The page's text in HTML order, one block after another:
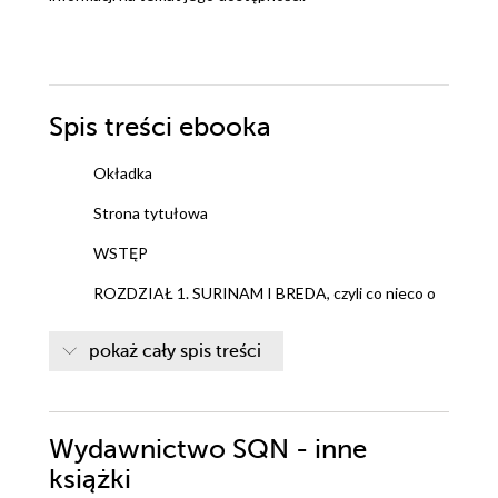
Spis treści ebooka
Okładka
Strona tytułowa
WSTĘP
ROZDZIAŁ 1. SURINAM I BREDA, czyli co nieco o
Johana Cruyffa
ROZDZIAŁ 3. 3 EURO ZA GODZINĘ, czyli co Virgil
robił po szkole
pokaż cały spis treści
Wydawnictwo SQN - inne
książki